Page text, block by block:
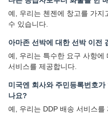
예, 우리는 첸젠에 창고를 가지
수 있습니다.
아마존 선박에 대한 선박 이전
예, 우리는 특수한 요구 사항에
서비스를 제공합니다.
미국엔 회사와 주민등록번호
나요?
예, 우리는 DDP 배송 서비스